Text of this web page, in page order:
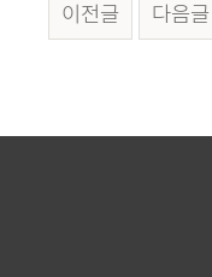
이전글 다음글